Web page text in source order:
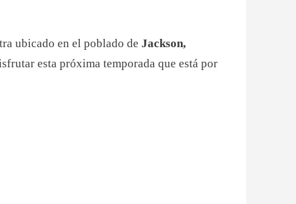
ubicado en el poblado de Jackson,
esta próxima temporada que está por